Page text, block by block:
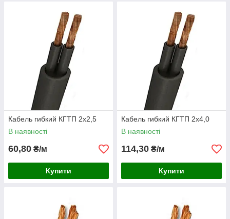
Кабель гибкий КГТП 2х2,5
В наявності
60,80 ₴/м
Купити
Кабель гибкий КГТП 2х4,0
В наявності
114,30 ₴/м
Купити